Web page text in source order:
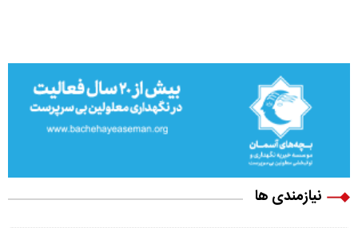
نیازمندی ها